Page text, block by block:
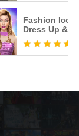
Fashion Icon:
Dress Up &